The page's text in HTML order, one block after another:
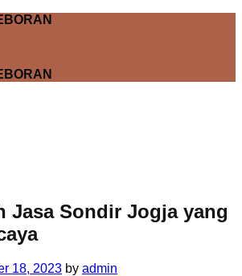
Jasa Sondir Jogja yang
18, 2023 by admin